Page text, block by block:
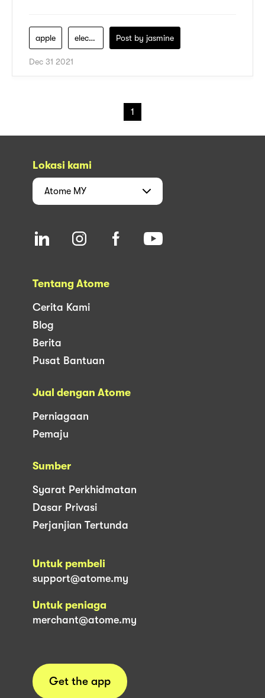
apple electronics Post by jasmine
Dec 31 2021
1
Lokasi kami
Atome MY
Tentang Atome
Cerita Kami
Blog
Berita
Pusat Bantuan
Jual dengan Atome
Perniagaan
Pemaju
Sumber
Syarat Perkhidmatan
Dasar Privasi
Perjanjian Tertunda
Untuk pembeli
support@atome.my
Untuk peniaga
merchant@atome.my
Get the app